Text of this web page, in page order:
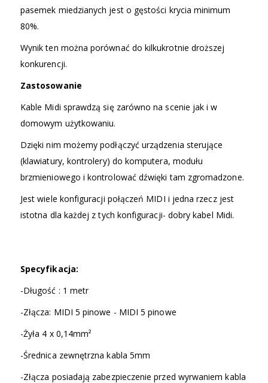
pasemek miedzianych jest o gęstości krycia minimum
80%.
Wynik ten można porównać do kilkukrotnie droższej
konkurencji.
Zastosowanie
Kable Midi sprawdzą się zarówno na scenie jak i w
domowym użytkowaniu.
Dzięki nim możemy podłączyć urządzenia sterujące
(klawiatury, kontrolery) do komputera, modułu
brzmieniowego i kontrolować dźwięki tam zgromadzone.
Jest wiele konfiguracji połączeń MIDI i jedna rzecz jest
istotna dla każdej z tych konfiguracji- dobry kabel Midi.
Specyfikacja:
-Długość : 1 metr
-Złącza: MIDI 5 pinowe - MIDI 5 pinowe
-Żyła 4 x 0,14mm²
-Średnica zewnętrzna kabla 5mm
-Złącza posiadają zabezpieczenie przed wyrwaniem kabla